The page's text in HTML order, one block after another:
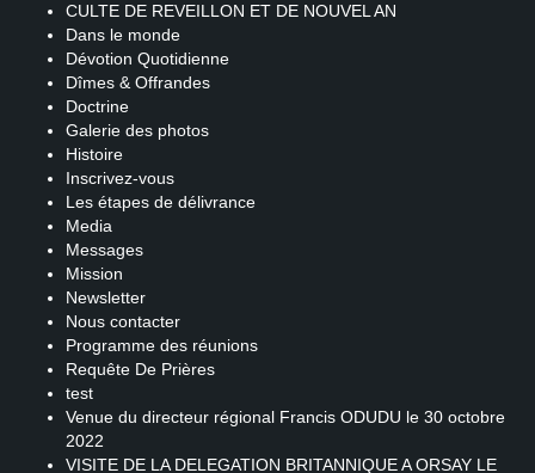
CULTE DE REVEILLON ET DE NOUVEL AN
Dans le monde
Dévotion Quotidienne
Dîmes & Offrandes
Doctrine
Galerie des photos
Histoire
Inscrivez-vous
Les étapes de délivrance
Media
Messages
Mission
Newsletter
Nous contacter
Programme des réunions
Requête De Prières
test
Venue du directeur régional Francis ODUDU le 30 octobre
2022
VISITE DE LA DELEGATION BRITANNIQUE A ORSAY LE